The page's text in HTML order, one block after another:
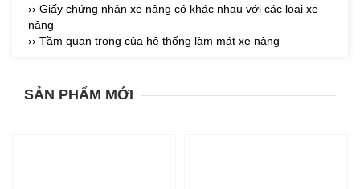
›› Giấy chứng nhận xe nâng có khác nhau với các loại xe
nâng
›› Tầm quan trọng của hệ thống làm mát xe nâng
SẢN PHẨM MỚI